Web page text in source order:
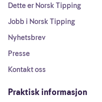
Dette er Norsk Tipping
Jobb i Norsk Tipping
Nyhetsbrev
Presse
Kontakt oss
Praktisk informasjon